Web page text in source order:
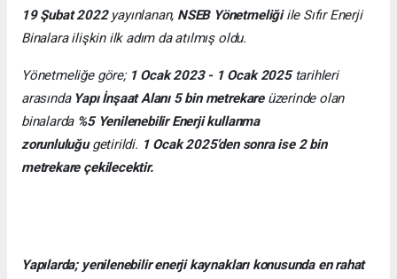
19 Şubat 2022 yayınlanan, NSEB Yönetmeliğiile Sıfır Enerji
Binalara ilişkin ilk adım da atılmış oldu.
Yönetmeliğe göre; 1 Ocak 2023 - 1 Ocak 2025 tarihleri
arasında Yapı İnşaat Alanı 5 bin metrekare üzerinde olan
binalarda%5 Yenilenebilir Enerji kullanma
zorunluluğugetirildi. 1 Ocak 2025’den sonra ise 2 bin
metrekare çekilecektir.
Yapılarda; yenilenebilir enerji kaynakları konusunda en rahat